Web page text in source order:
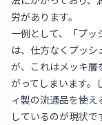
労があります。
一例として、「プ
は、仕方なくプッ
が、これはメッキ
がってしまいます。
ィ製の流通品を使
しているのが現状で